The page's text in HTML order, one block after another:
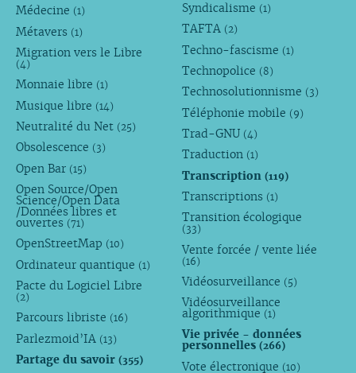
Médecine (1)
Métavers (1)
Migration vers le Libre
(4)
Monnaie libre (1)
Musique libre (14)
Neutralité du Net (25)
Obsolescence (3)
Open Bar (15)
Open Source/Open
Science/Open Data
/Données libres et
ouvertes (71)
OpenStreetMap (10)
Ordinateur quantique (1)
Pacte du Logiciel Libre
(2)
Parcours libriste (16)
Parlezmoid’IA (13)
Partage du savoir (355)
Syndicalisme (1)
TAFTA (2)
Techno-fascisme (1)
Technopolice (8)
Technosolutionnisme (3)
Téléphonie mobile (9)
Trad-GNU (4)
Traduction (1)
Transcription(119)
Transcriptions (1)
Transition écologique
(33)
Vente forcée / vente liée
(16)
Vidéosurveillance (5)
Vidéosurveillance
algorithmique (1)
Vie privée - données
personnelles(266)
Vote électronique (10)